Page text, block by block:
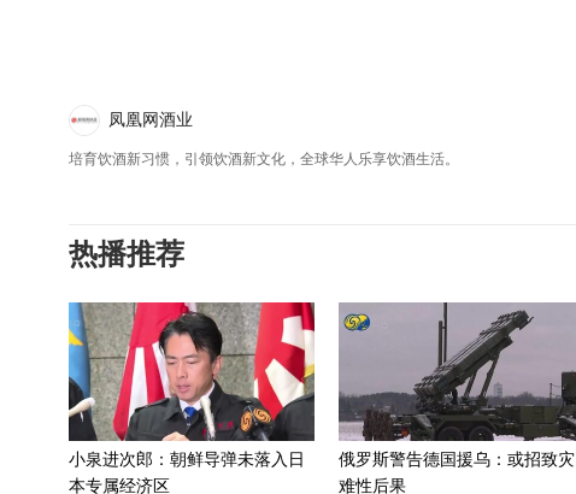
凤凰网酒业
培育饮酒新习惯，引领饮酒新文化，全球华人乐享饮酒生活。
热播推荐
小泉进次郎：朝鲜导弹未落入日
本专属经济区
俄罗斯警告德国援乌：或招致灾
难性后果